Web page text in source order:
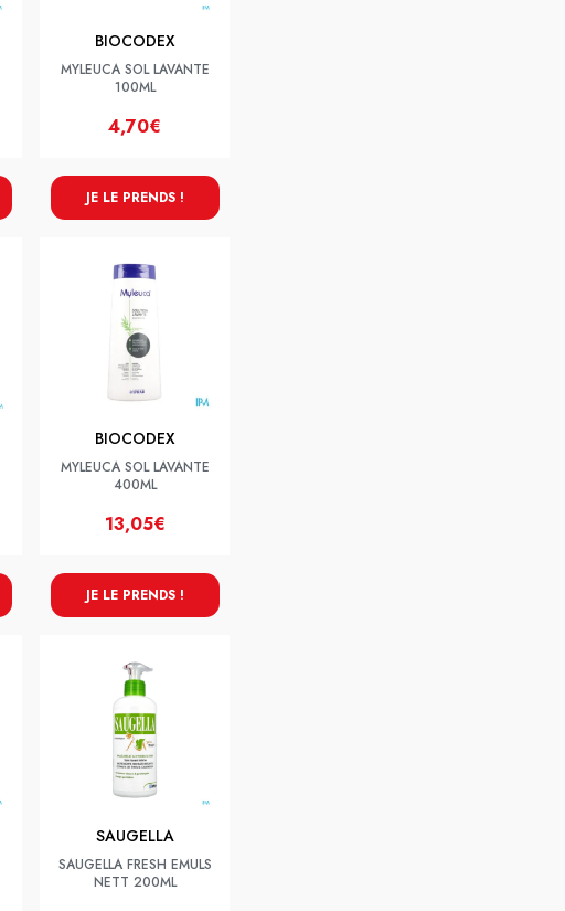
BIOCODEX
MYLEUCA SOL LAVANTE
100ML
4,70€
JE LE PRENDS !
BIOCODEX
MYLEUCA SOL LAVANTE
400ML
13,05€
JE LE PRENDS !
SAUGELLA
SAUGELLA FRESH EMULS
NETT 200ML